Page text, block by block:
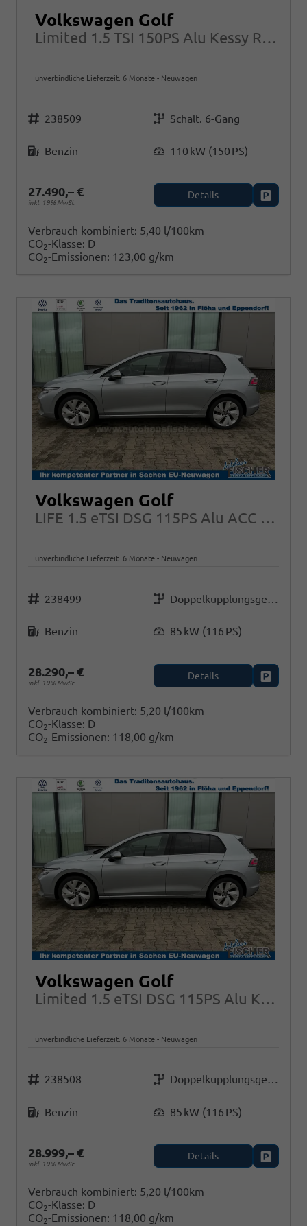
Volkswagen Golf
Limited 1.5 TSI 150PS Alu Kessy RFK Alarm ACC LED App-Connect
unverbindliche Lieferzeit: 6 Monate Neuwagen
Fahrzeugnr.
238509
Getriebe
Schalt. 6-Gang
Benzin 110 kW (150 PS)
27.490,– €
inkl. 19% MwSt.
Details
Verbrauch kombiniert: 5,40 l/100km
CO2-Klasse: D
CO2-Emissionen: 123,00 g/km
Volkswagen Golf
LIFE 1.5 eTSI DSG 115PS Alu ACC LED App-Connect Climatronic
unverbindliche Lieferzeit: 6 Monate Neuwagen
Fahrzeugnr.
238499
Getriebe
Doppelkupplungsgetriebe (DSG)
Benzin 85 kW (116 PS)
28.290,– €
inkl. 19% MwSt.
Details
Verbrauch kombiniert: 5,20 l/100km
CO2-Klasse: D
CO2-Emissionen: 118,00 g/km
Volkswagen Golf
Limited 1.5 eTSI DSG 115PS Alu Kessy RFK Alarm ACC LED App-Connect
unverbindliche Lieferzeit: 6 Monate Neuwagen
Fahrzeugnr.
238508
Getriebe
Doppelkupplungsgetriebe (DSG)
Benzin 85 kW (116 PS)
28.999,– €
inkl. 19% MwSt.
Details
Verbrauch kombiniert: 5,20 l/100km
CO2-Klasse: D
CO2-Emissionen: 118,00 g/km